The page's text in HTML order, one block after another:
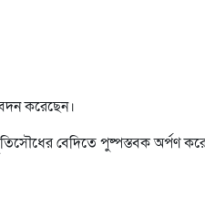
করেছেন।
বেদিতে পুষ্পস্তবক অর্পণ